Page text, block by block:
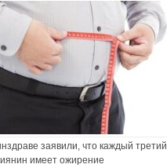
заявили, что каждый третий
имеет ожирение